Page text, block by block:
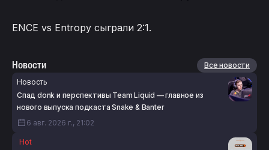
ENCE vs Entropy сыграли 2:1.
Новости
Все новости
Новость
Спад donk и перспективы Team Liquid — главное из
нового выпуска подкаста Snake & Banter
6 авг. 2026 г., 21:02
Hot